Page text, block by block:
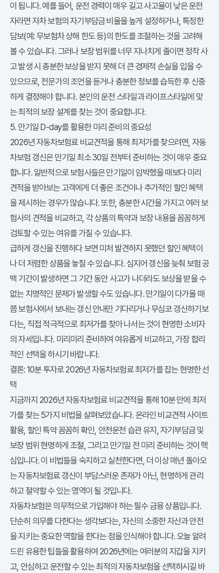
이 됩니다. 예를 들어, 운전 경력이 매우 길고 사고율이 낮은 운전
자라면 자차 보험의 자기부담금 비율을 높게 설정하거나, 특정한
담보(예: 무보험차 상해 한도 등)의 한도를 조절하는 것을 고려해
볼 수 있습니다. 그러나 보장 범위를 너무 지나치게 줄이면 정작 사
고 발생 시 충분한 보상을 받지 못해 더 큰 경제적 손실을 입을 수
있으므로, 전문가의 조언을 듣거나 충분한 정보를 습득한 후 신중
하게 결정해야 합니다. 본인의 운전 스타일과 라이프스타일에 맞
는 최적의 보장 설계를 찾는 것이 중요합니다.
5. 만기일 D-day를 활용한 미리 준비의 중요성
2026년 자동차보험료 비교견적을 통해최저가를 찾으려면, 자동
차보험 갱신은 만기일 최소 30일 전부터 준비하는 것이 매우 중요
합니다. 일반적으로 보험사들은 만기일이 임박했을 때보다 미리
견적을 받아보는 고객에게 더 좋은 조건이나 추가적인 할인 혜택
을 제시하는 경우가 많습니다. 또한, 충분한 시간을 가지고 여러 보
험사의 견적을 비교하고, 각 상품의 특약과 보장 내용을 꼼꼼하게
검토할 수 있는 여유를 가질 수 있습니다.
급하게 갱신을 진행하다 보면 미처 발견하지 못했던 할인 혜택이
나 더 저렴한 상품을 놓칠 수 있습니다. 심지어 갱신을 늦춰 보험 공
백 기간이 발생하면 그 기간 동안 사고가 나더라도 보상을 받을 수
없는 치명적인 문제가 발생할 수도 있습니다. 만기일이 다가올 때
쯤 보험사에서 보내는 갱신 안내만 기다리거나 무심코 갱신하기보
다는, 직접 적극적으로최저가를 찾아 나서는 것이 현명한 소비자
의 자세입니다. 미리미리 준비하여 여유롭게 비교하고, 가장 합리
적인 선택을 하시기 바랍니다.
결론: 10분 투자로 2026년 자동차보험료 최저가를 잡는 현명한 선
택
지금까지 2026년 자동차보험료 비교견적을 통해 10분 만에 최저
가를 찾는 5가지 비법을 살펴보았습니다. 온라인 비교견적 사이트
활용, 할인 특약 꼼꼼히 확인, 안전운전 습관 유지, 자기부담금 및
보장 범위 현명하게 조절, 그리고 만기일 전 미리 준비하는 것이 핵
심입니다. 이 비법들을 숙지하고 실천한다면, 더 이상 매년 돌아오
는자동차보험료갱신이 부담스러운 존재가 아닌, 현명하게 관리
하고 절약할 수 있는 영역이 될 것입니다.
자동차보험은 의무적으로 가입해야 하는 필수 금융 상품입니다.
단순히 의무를 다한다는 생각보다는, 자신의 소중한 자산과 안전
을 지키는 중요한 역할을 한다는 점을 인식해야 합니다. 오늘 알려
드린 유용한 팁들을 활용하여 2026년에는 여러분의 지갑을 지키
고, 안심하고 운전할 수 있는 최적의 자동차보험을 선택하시길 바